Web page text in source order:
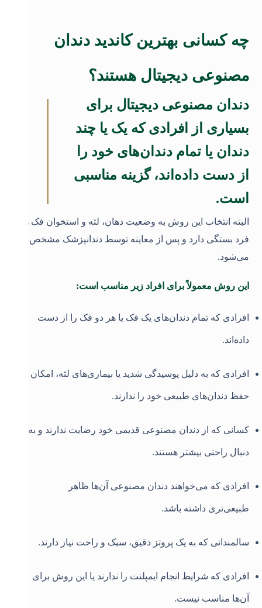
چه کسانی بهترین کاندید دندان
مصنوعی دیجیتال هستند؟
دندان مصنوعی دیجیتال برای
بسیاری از افرادی که یک یا چند
دندان یا تمام دندان‌های خود را
از دست داده‌اند، گزینه مناسبی
است.
البته انتخاب این روش به وضعیت دهان، لثه و استخوان فک هر
فرد بستگی دارد و پس از معاینه توسط دندانپزشک مشخص
می‌شود.
این روش معمولاً برای افراد زیر مناسب است:
افرادی که تمام دندان‌های یک فک یا هر دو فک را از دست
داده‌اند.
افرادی که به دلیل پوسیدگی شدید یا بیماری‌های لثه، امکان
حفظ دندان‌های طبیعی خود را ندارند.
کسانی که از دندان مصنوعی قدیمی خود رضایت ندارند و به
دنبال راحتی بیشتر هستند.
افرادی که می‌خواهند دندان مصنوعی آن‌ها ظاهر
طبیعی‌تری داشته باشد.
سالمندانی که به یک پروتز دقیق، سبک و راحت نیاز دارند.
افرادی که شرایط انجام ایمپلنت را ندارند یا این روش برای
آن‌ها مناسب نیست.